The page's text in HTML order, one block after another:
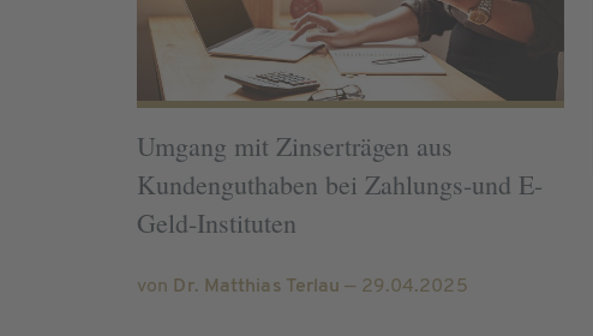
Umgang mit Zinserträgen aus
Kundenguthaben bei Zahlungs-und E-
Geld-Instituten
von Dr. Matthias Terlau — 29.04.2025